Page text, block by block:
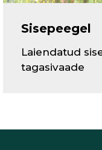
Sisepeegel
Laiendatud
tagasivaade